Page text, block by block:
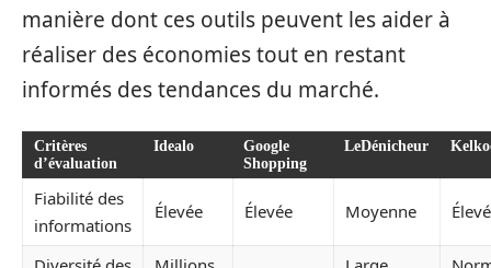
manière dont ces outils peuvent les aider à
réaliser des économies tout en restant
informés des tendances du marché.
Critères
d’évaluation
Idealo
Google
Shopping
LeDénicheur
Fiabilité des
informations
Élevée Élevée Moyenne